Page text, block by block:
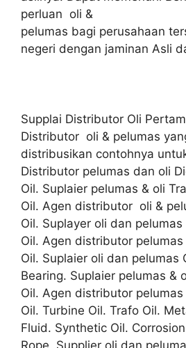
perluan oli &
pelumas bagi perusahaan
negeri dengan jaminan Asli
Supplai Distributor Oli
Distributor oli & pelumas
distribusikan contohnya
Distributor pelumas dan oli
Oil. Suplaier pelumas & oli
Oil. Agen distributor oli &
Oil. Suplayer oli dan
Oil. Agen distributor
Oil. Suplaier oli dan pelumas
Bearing. Suplaier pelumas &
Oil. Agen distributor
Oil. Turbine Oil. Trafo Oil.
Fluid. Synthetic Oil.